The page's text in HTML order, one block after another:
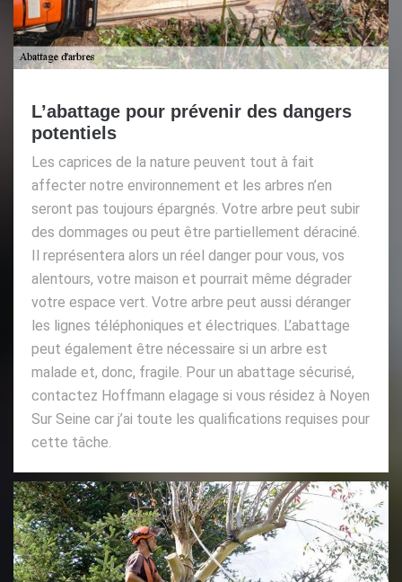
L’abattage pour prévenir des dangers
potentiels
Les caprices de la nature peuvent tout à fait
affecter notre environnement et les arbres n’en
seront pas toujours épargnés. Votre arbre peut subir
des dommages ou peut être partiellement déraciné.
Il représentera alors un réel danger pour vous, vos
alentours, votre maison et pourrait même dégrader
votre espace vert. Votre arbre peut aussi déranger
les lignes téléphoniques et électriques. L’abattage
peut également être nécessaire si un arbre est
malade et, donc, fragile. Pour un abattage sécurisé,
contactez Hoffmann elagage si vous résidez à Noyen
Sur Seine car j’ai toute les qualifications requises pour
cette tâche.